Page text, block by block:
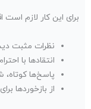
برای این کار لازم است
نظرات مثبت
انتقادها با
پاسخ‌ها کوتاه،
از بازخوردها